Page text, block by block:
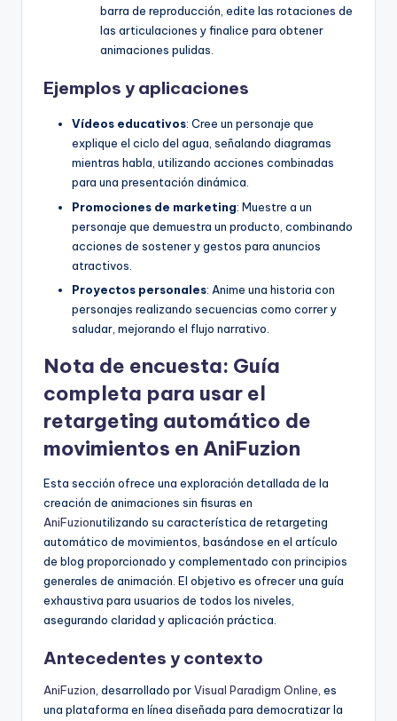
barra de reproducción, edite las rotaciones de
las articulaciones y finalice para obtener
animaciones pulidas.
Ejemplos y aplicaciones
Vídeos educativos: Cree un personaje que
explique el ciclo del agua, señalando diagramas
mientras habla, utilizando acciones combinadas
para una presentación dinámica.
Promociones de marketing: Muestre a un
personaje que demuestra un producto, combinando
acciones de sostener y gestos para anuncios
atractivos.
Proyectos personales: Anime una historia con
personajes realizando secuencias como correr y
saludar, mejorando el flujo narrativo.
Nota de encuesta: Guía
completa para usar el
retargeting automático de
movimientos en AniFuzion
Esta sección ofrece una exploración detallada de la
creación de animaciones sin fisuras en
AniFuzionutilizando su característica de retargeting
automático de movimientos, basándose en el artículo
de blog proporcionado y complementado con principios
generales de animación. El objetivo es ofrecer una guía
exhaustiva para usuarios de todos los niveles,
asegurando claridad y aplicación práctica.
Antecedentes y contexto
AniFuzion , desarrollado porVisual Paradigm Online , es
una plataforma en línea diseñada para democratizar la